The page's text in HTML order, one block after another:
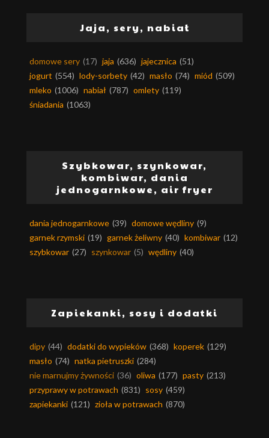
Jaja, sery, nabiał
domowe sery (17) jaja (636) jajecznica (51)
jogurt (554) lody-sorbety (42) masło (74) miód (509)
mleko (1006) nabiał (787) omlety (119)
śniadania (1063)
Szybkowar, szynkowar,
kombiwar, dania
jednogarnkowe, air fryer
dania jednogarnkowe (39) domowe wędliny (9)
garnek rzymski (19) garnek żeliwny (40) kombiwar (12)
szybkowar (27) szynkowar (5) wędliny (40)
Zapiekanki, sosy i dodatki
dipy (44) dodatki do wypieków (368) koperek (129)
masło (74) natka pietruszki (284)
nie marnujmy żywności (36) oliwa (177) pasty (213)
przyprawy w potrawach (831) sosy (459)
zapiekanki (121) zioła w potrawach (870)